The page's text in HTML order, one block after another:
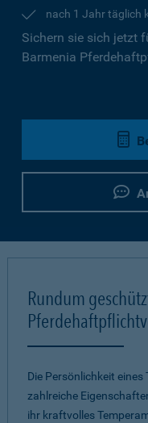
nach 1 Jahr täglich
Sichern sie sich jetzt
Barmenia
Rundum
Die Persönlichkeit
zahlreiche
ihr kraftvolles